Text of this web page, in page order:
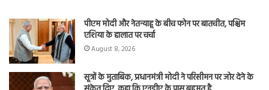
पीएम मोदी और नेतन्याहू के बीच फोन पर बातचीत, पश्चिम
एशिया के हालात पर चर्चा
August 8, 2026
सूत्रों के मुताबिक, प्रधानमंत्री मोदी ने परिसीमन पर जोर देने के